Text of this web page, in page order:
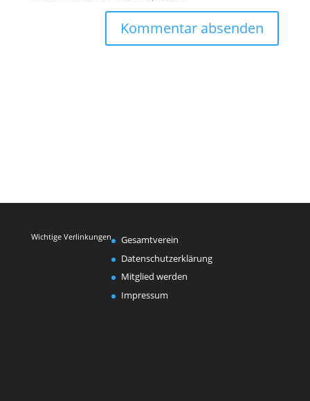
Wichtige Verlinkungen
Gesamtverein
Datenschutzerklärung
Mitglied werden
Impressum